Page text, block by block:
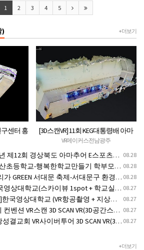
1 2 3 4 5
) + 더보기
센터 홍
존구축
[3D스캔VR] 11회 KEG대통령배 아마
추어 e-스포츠대회 VR체험부스
VR메이커스전남광주
08.28
북도 아마추어 E스포츠대회(VR시뮬레이터/VR행사체험존)
08.28
복한학교만들기 학부모 연수(VR구축/VR체험존/VR체험부스)
08.28
서대문 축제-서대문구 환경의날(VR체험존운영)
08.27
학교(스카이뷰 1spot + 학교실내시설10spot)
08.27
상대학교 (VR항공촬영 + 지상촬영 + 실내촬영)
08.27
3D SCAN VR(3D공간스캐닝)#3DSCAN촬영 #3D스캔제작
08.27
회 VR사이버투어 3D SCAN VR(3D공간스캐닝)
+ 더보기